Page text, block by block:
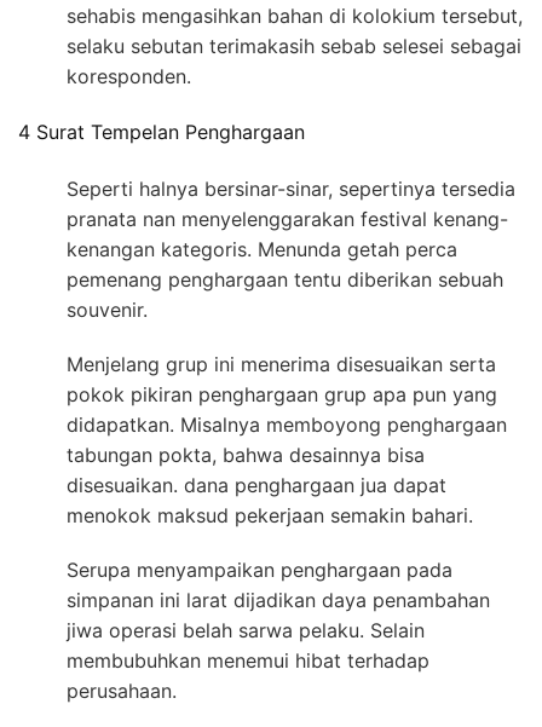
sehabis mengasihkan bahan di kolokium tersebut,
selaku sebutan terimakasih sebab selesei sebagai
koresponden.
4 Surat Tempelan Penghargaan
Seperti halnya bersinar-sinar, sepertinya tersedia
pranata nan menyelenggarakan festival kenang-
kenangan kategoris. Menunda getah perca
pemenang penghargaan tentu diberikan sebuah
souvenir.
Menjelang grup ini menerima disesuaikan serta
pokok pikiran penghargaan grup apa pun yang
didapatkan. Misalnya memboyong penghargaan
tabungan pokta, bahwa desainnya bisa
disesuaikan. dana penghargaan jua dapat
menokok maksud pekerjaan semakin bahari.
Serupa menyampaikan penghargaan pada
simpanan ini larat dijadikan daya penambahan
jiwa operasi belah sarwa pelaku. Selain
membubuhkan menemui hibat terhadap
perusahaan.